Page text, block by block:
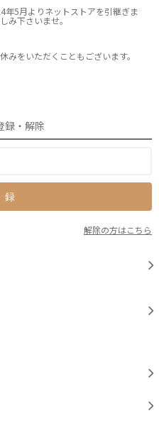
5月よりネットストアを引継ぎま
み下さいませ。
みをいただくこともございます。
録・解除
解除の方はこちら